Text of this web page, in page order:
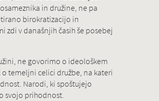
in družine, ne pa
birokratizacijo in
zdi v današnjih časih še posebej
ne govorimo o ideološkem
temeljni celici družbe, na kateri
Narodi, ki spoštujejo
svojo prihodnost.